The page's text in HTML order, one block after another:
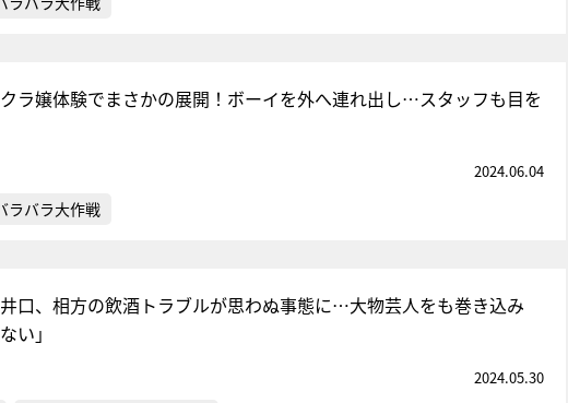
ラ嬢体験でまさかの展開！ボーイを外へ連れ出し…スタッフも目を
2024.06.04
ラバラ大作戦
口、相方の飲酒トラブルが思わぬ事態に…大物芸人をも巻き込み
い」
2024.05.30
『アイ＝ラブ！げーみんぐ』＝LOV